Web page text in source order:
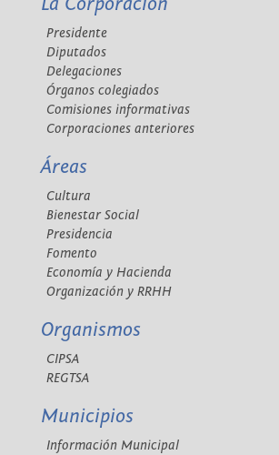
Presidente
Diputados
Delegaciones
Órganos colegiados
Comisiones informativas
Corporaciones anteriores
Áreas
Cultura
Bienestar Social
Presidencia
Fomento
Economía y Hacienda
Organización y RRHH
Organismos
CIPSA
REGTSA
Municipios
Información Municipal